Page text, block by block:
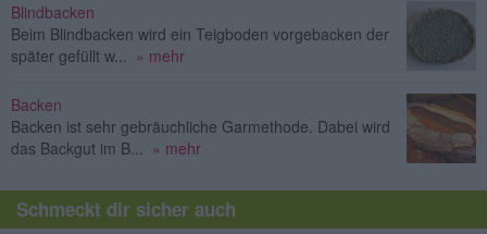
Blindbacken
Beim Blindbacken wird ein Teigboden vorgebacken der
später gefüllt w... » mehr
Backen
Backen ist sehr gebräuchliche Garmethode. Dabei wird
das Backgut im B... » mehr
Schmeckt dir sicher auch